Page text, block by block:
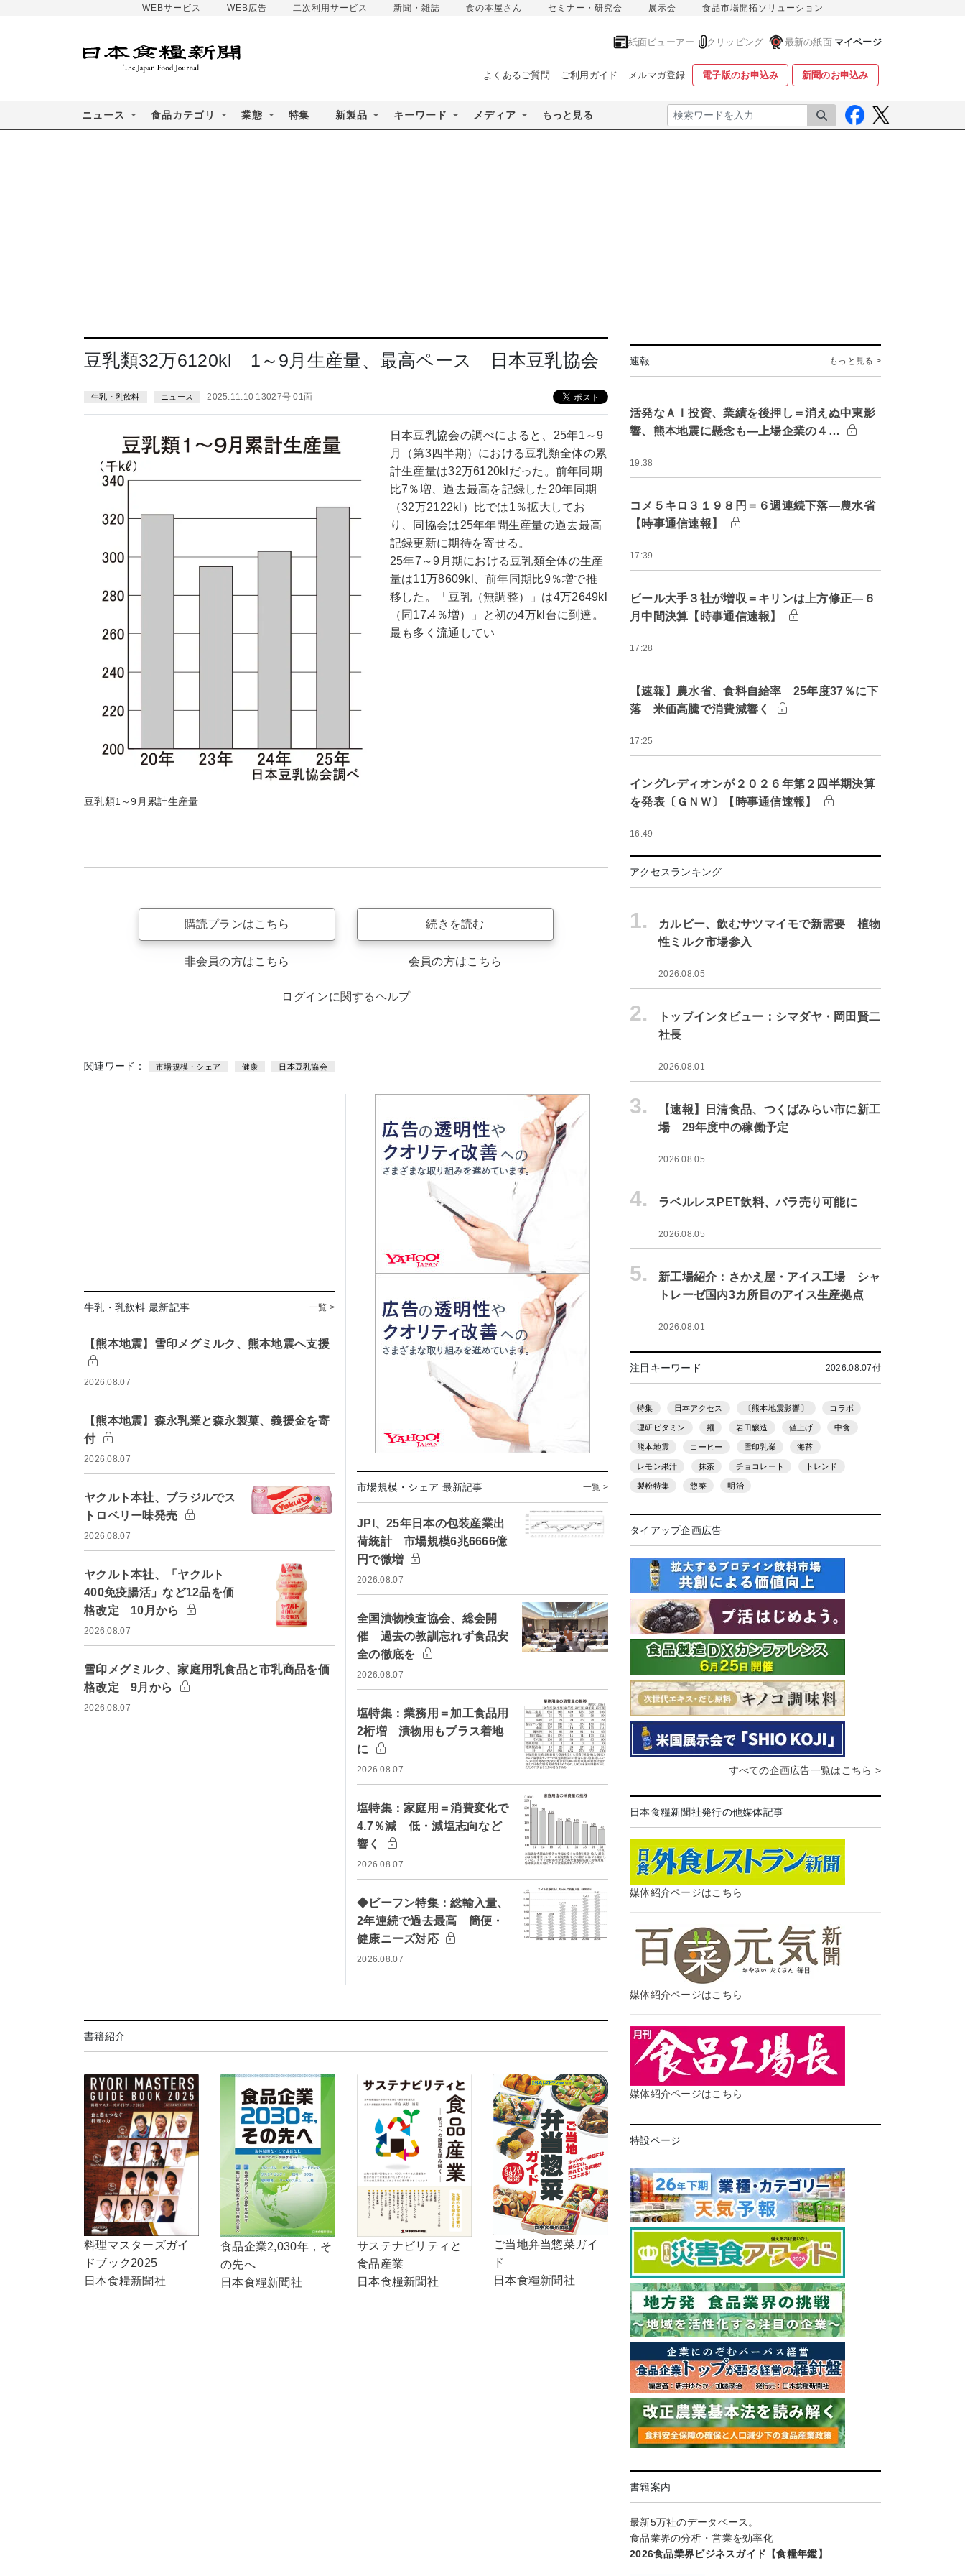
WEBサービス WEB広告 二次利用サービス 新聞・雑誌 食の本屋さん セミナー・研究会 展示会 食品市場開拓ソリューション
紙面ビューアー クリッピング 最新の紙面 マイページ
よくあるご質問 ご利用ガイド メルマガ登録 電子版のお申込み 新聞のお申込み
ニュース 食品カテゴリ 業態 特集 新製品 キーワード メディア もっと見る 検索
豆乳類32万6120kl 1～9月生産量、最高ペース 日本豆乳協会
牛乳・乳飲料 ニュース 2025.11.10 13027号 01面
豆乳類1～9月累計生産量
日本豆乳協会の調べによると、25年1～9
月（第3四半期）における豆乳類全体の累
計生産量は32万6120klだった。前年同期
比7％増、過去最高を記録した20年同期
（32万2122kl）比では1％拡大してお
り、同協会は25年年間生産量の過去最高
記録更新に期待を寄せる。
25年7～9月期における豆乳類全体の生産
量は11万8609kl、前年同期比9％増で推
移した。「豆乳（無調整）」は4万2649kl
（同17.4％増）」と初の4万kl台に到達。
最も多く流通してい
購読プランはこちら
非会員の方はこちら
続きを読む
会員の方はこちら
ログインに関するヘルプ
関連ワード： 市場規模・シェア 健康 日本豆乳協会
牛乳・乳飲料 最新記事 一覧 >
【熊本地震】雪印メグミルク、熊本地震へ支援
2026.08.07
【熊本地震】森永乳業と森永製菓、義援金を寄
付
2026.08.07
ヤクルト本社、ブラジルでス
トロベリー味発売
2026.08.07
ヤクルト本社、「ヤクルト
400免疫腸活」など12品を価
格改定 10月から
2026.08.07
雪印メグミルク、家庭用乳食品と市乳商品を価
格改定 9月から
2026.08.07
市場規模・シェア 最新記事 一覧 >
JPI、25年日本の包装産業出
荷統計 市場規模6兆6666億
円で微増
2026.08.07
全国漬物検査協会、総会開
催 過去の教訓忘れず食品安
全の徹底を
2026.08.07
塩特集：業務用＝加工食品用
2桁増 漬物用もプラス着地
に
2026.08.07
塩特集：家庭用＝消費変化で
4.7％減 低・減塩志向など
響く
2026.08.07
◆ビーフン特集：総輸入量、
2年連続で過去最高 簡便・
健康ニーズ対応
2026.08.07
書籍紹介
料理マスターズガイ
ドブック2025
日本食糧新聞社
食品企業2,030年，そ
の先へ
日本食糧新聞社
サステナビリティと
食品産業
日本食糧新聞社
ご当地弁当惣菜ガイ
ド
日本食糧新聞社
速報 もっと見る >
活発なＡＩ投資、業績を後押し＝消えぬ中東影
響、熊本地震に懸念も―上場企業の４…
19:38
コメ５キロ３１９８円＝６週連続下落―農水省
【時事通信速報】
17:39
ビール大手３社が増収＝キリンは上方修正―６
月中間決算【時事通信速報】
17:28
【速報】農水省、食料自給率 25年度37％に下
落 米価高騰で消費減響く
17:25
イングレディオンが２０２６年第２四半期決算
を発表〔ＧＮＷ〕【時事通信速報】
16:49
アクセスランキング
1.
カルビー、飲むサツマイモで新需要 植物
性ミルク市場参入
2026.08.05
2.
トップインタビュー：シマダヤ・岡田賢二
社長
2026.08.01
3.
【速報】日清食品、つくばみらい市に新工
場 29年度中の稼働予定
2026.08.05
4. ラベルレスPET飲料、バラ売り可能に
2026.08.05
5.
新工場紹介：さかえ屋・アイス工場 シャ
トレーゼ国内3カ所目のアイス生産拠点
2026.08.01
注目キーワード 2026.08.07付
特集 日本アクセス 〔熊本地震影響〕 コラボ
理研ビタミン 麺 岩田醸造 値上げ 中食
熊本地震 コーヒー 雪印乳業 海苔
レモン果汁 抹茶 チョコレート トレンド
製粉特集 惣菜 明治
タイアップ企画広告
すべての企画広告一覧はこちら >
日本食糧新聞社発行の他媒体記事
媒体紹介ページはこちら
媒体紹介ページはこちら
媒体紹介ページはこちら
特設ページ
書籍案内
最新5万社のデータベース。
食品業界の分析・営業を効率化
2026食品業界ビジネスガイド【食糧年鑑】